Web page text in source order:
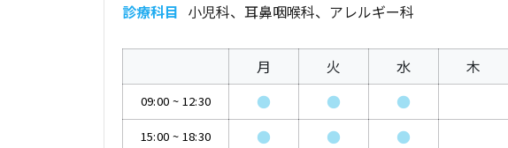
診療科目 小児科、耳鼻咽喉科、アレルギー科
月 火 水 木
09:00 ~ 12:30 ● ● ●
15:00 ~ 18:30 ● ● ●